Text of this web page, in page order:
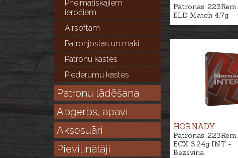
Pneimatiskajiem
ieročiem
Airsoftam
Patronjostas un maki
Patronu kastes
Piederumu kastes
Patronu lādēšana
Apģērbs, apavi
Aksesuāri
Pievilinātāji
Patronas .223Rem.
ELD Match 4,7g
HORNADY
Patronas .223Rem.
ECX 3,24g INT -
Bezsvina